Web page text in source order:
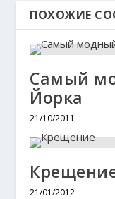
ПОХОЖИЕ
Самый
Йорка
21/10/2011
21/01/2012